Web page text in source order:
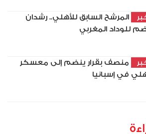
المرشح السابق للأهلي.. رشدان
للوداد المغربي
منصف بقرار ينضم إلى معسكر
في إسبانيا